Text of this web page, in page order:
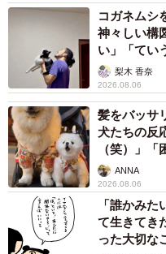
コガネムシ
神々しい構
い」「てい
梨木 香奈
2026.08.06
髪をバッサ
犬たちの反
（笑）」「
ANNA
2026.08.06
「誰かみ
て生きてき
った大切な